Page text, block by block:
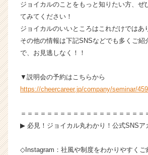
サ
ト
チ
ア
リ
ア
h
e
r
ジョイカルのことをもっと知りたい方、ぜ
てみてください！
ジョイカルのいいところはこれだけではあ
その他の情報は下記SNSなどでも多くご紹
で、お見逃しなく！！
▼説明会の予約はこちらから
https://cheercareer.jp/company/seminar/
＝＝＝＝＝＝＝＝＝＝＝＝＝＝＝＝＝＝＝
▶︎ 必見！ジョイカル丸わかり！公式SNSア
◇Instagram：社風や制度をわかりやすくご